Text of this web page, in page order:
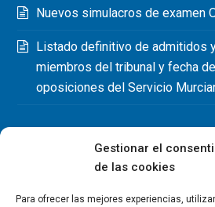
Gestionar el
de las cookies
Para ofrecer las mejores experiencias,
Nuevos simulacros de examen
Listado definitivo de admitidos
miembros del tribunal y fecha
oposiciones del Servicio